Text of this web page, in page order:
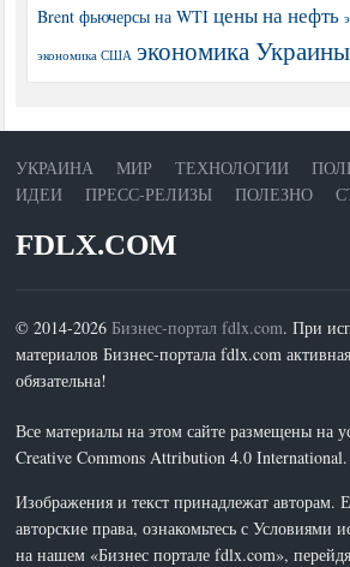
Brent фьючерсы на WTI цены на нефть
экономика США экономика Украины
УКРАИНА МИР ТЕХНОЛОГИИ
ИДЕИ
ПРЕСС-РЕЛИЗЫ ПОЛЕЗНО
FDLX.COM
© 2014-2026 Бизнес-портал fdlx.com. При
материалов Бизнес-портала fdlx.com
обязательна!
Все материалы на этом сайте размещены на
Creative Commons Attribution 4.0 International.
Изображения и текст принадлежат
авторские права, ознакомьтесь с Условиями
на нашем «Бизнес портале fdlx.com»,